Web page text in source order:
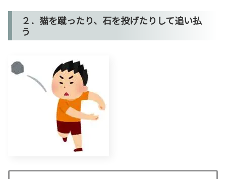
２．猫を蹴ったり、石を投げたりして追い払
う